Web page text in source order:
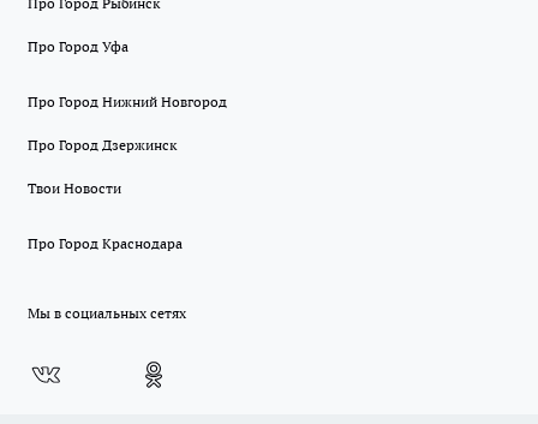
Про Город Уфа
Про Город Нижний Новгород
Про Город Дзержинск
Твои Новости
Про Город Краснодара
Мы в социальных сетях